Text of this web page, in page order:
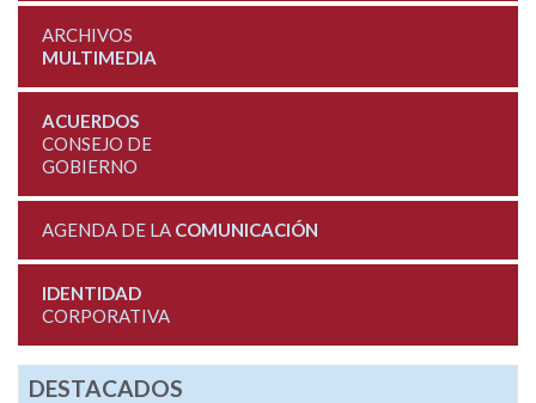
ARCHIVOS
MULTIMEDIA
ACUERDOS
CONSEJO DE
GOBIERNO
AGENDA DE LA COMUNICACIÓN
IDENTIDAD
CORPORATIVA
DESTACADOS